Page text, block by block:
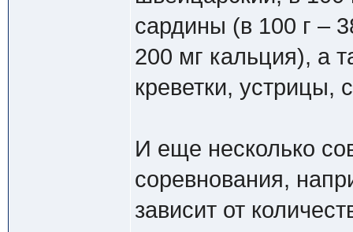
сардины (в 100 г –
200 мг кальция), а
креветки, устрицы,
И еще несколько
соревнования,
зависит от